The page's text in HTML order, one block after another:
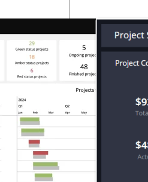
Otros
Cuadros
Conectores